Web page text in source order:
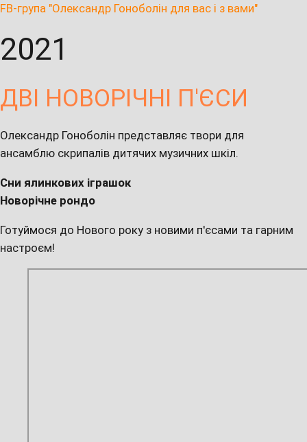
FB-група "Олександр Гоноболін для вас і з вами"
2021
ДВІ НОВОРІЧНІ П'ЄСИ
Олександр Гоноболін представляє твори для
ансамблю скрипалів дитячих музичних шкіл.
Сни ялинкових іграшок
Новорічне рондо
Готуймося до Нового року з новими п'єсами та гарним
настроєм!